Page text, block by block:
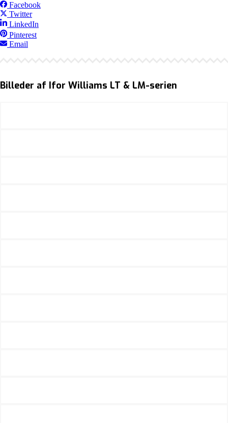
Facebook
Twitter
LinkedIn
Pinterest
Email
Billeder af Ifor Williams LT & LM-serien